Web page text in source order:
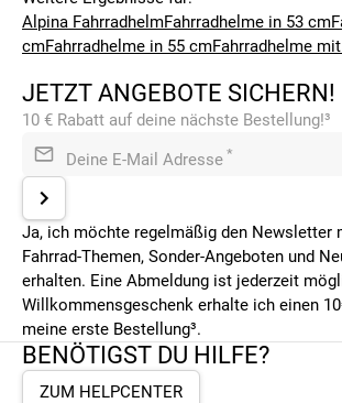
Alpina FahrradhelmFahrradhelme in 53 cm
cmFahrradhelme in 55 cmFahrradhelme
JETZT ANGEBOTE SICHERN!
10 € Rabatt auf deine nächste Bestellung!³
Deine E-Mail Adresse *
Ja, ich möchte regelmäßig den Newsletter
Fahrrad-Themen, Sonder-Angeboten und
erhalten. Eine Abmeldung ist jederzeit
Willkommensgeschenk erhalte ich einen
meine erste Bestellung³.
BENÖTIGST DU HILFE?
ZUM HELPCENTER